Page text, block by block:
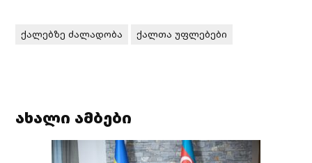
ქალებზე ძალადობა ქალთა უფლებები
ახალი ამბები